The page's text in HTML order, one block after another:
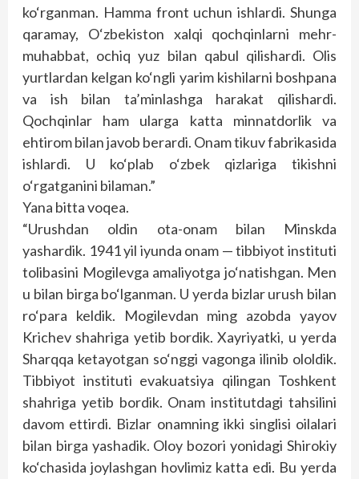
ko‘rganman. Hamma front uchun ishlardi. Shunga
qaramay, O‘zbekiston xalqi qochqinlarni mehr-
muhabbat, ochiq yuz bilan qabul qilishardi. Olis
yurtlardan kelgan ko‘ngli yarim kishilarni boshpana
va ish bilan ta’minlashga harakat qilishardi.
Qochqinlar ham ularga katta minnatdorlik va
ehtirom bilan javob berardi. Onam tikuv fabrikasida
ishlardi. U ko‘plab o‘zbek qizlariga tikishni
o‘rgatganini bilaman.”
Yana bitta voqea.
“Urushdan oldin ota-onam bilan Minskda
yashardik. 1941 yil iyunda onam — tibbiyot instituti
tolibasini Mogilevga amaliyotga jo‘natishgan. Men
u bilan birga bo‘lganman. U yerda bizlar urush bilan
ro‘para keldik. Mogilevdan ming azobda yayov
Krichev shahriga yetib bordik. Xayriyatki, u yerda
Sharqqa ketayotgan so‘nggi vagonga ilinib ololdik.
Tibbiyot instituti evakuatsiya qilingan Toshkent
shahriga yetib bordik. Onam institutdagi tahsilini
davom ettirdi. Bizlar onamning ikki singlisi oilalari
bilan birga yashadik. Oloy bozori yonidagi Shirokiy
ko‘chasida joylashgan hovlimiz katta edi. Bu yerda